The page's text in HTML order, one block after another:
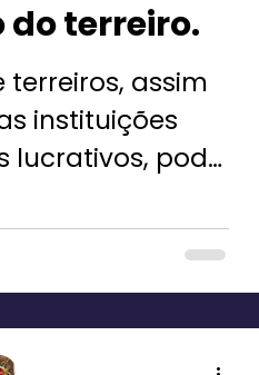
do terreiro.
assim
instituições
lucrativos, pode